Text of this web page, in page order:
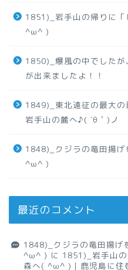
1851)_岩手山の帰りに
^ω^ )
1850)_爆風の中でしたが
が出来ましたよ！！
1849)_東北遠征の最大
岩手山の麓へ♪( ´θ｀)ノ
1848)_クジラの竜田揚
^ω^ )
最近のコメント
1848)_クジラの竜田揚げ
^ω^ ) に 1851)_岩手山
森へ( ^ω^ )｜鹿児島に住